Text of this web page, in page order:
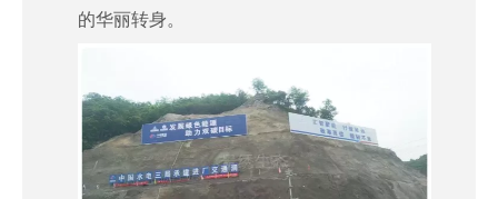
的华丽转身。